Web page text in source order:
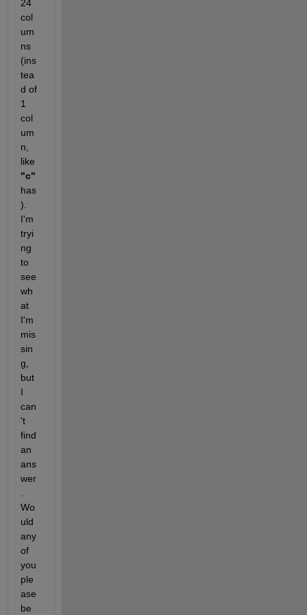
24
col
um
ns
(ins
tea
d of
1
col
um
n,
has
).
I'm
tryi
ng
to
see
wh
at
I'm
mis
sin
g,
but
I
can
't
find
an
ans
wer
Wo
uld
any
of
you
ple
ase
be